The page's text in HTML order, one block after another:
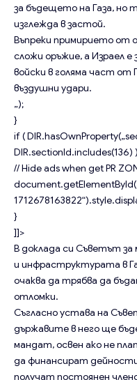
за бъдещето на Газа, но
изглежда в застой.
Въпреки примирието от
сложи оръжие, а Израел е
войски в голяма част от
въздушни удари.
„);
}
if (
DIR.sectionId.includes(136)
// Hide ads when get PR
}
]]>
В доклада си Съветът
и инфраструктурата в
очаква да трябва да
отломки.
Съгласно устава на
държавите в него ще
мандат, освен ако не
да финансират
получат постоянен